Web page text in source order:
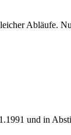
Abläufe.
und in